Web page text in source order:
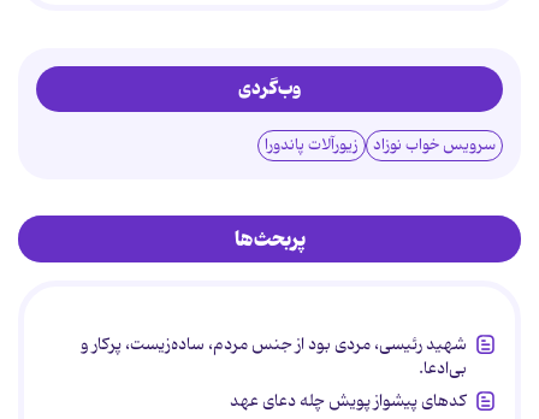
وب‌گردی
سرویس خواب نوزاد زیورآلات پاندورا
پربحث‌ها
شهید رئیسی، مردی بود از جنس مردم، ساده‌زیست، پرکار و
بی‌ادعا.
کدهای پیشواز پویش چله دعای عهد